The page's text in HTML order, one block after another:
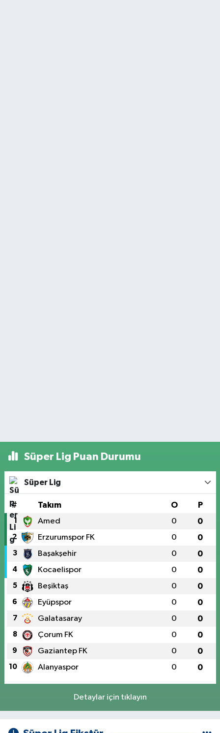
Süper Lig Puan Durumu
Süper Lig
# Takım O P
1 Amed 0 0
2 Erzurumspor FK 0 0
3 Başakşehir 0 0
4 Kocaelispor 0 0
5 Beşiktaş 0 0
6 Eyüpspor 0 0
7 Galatasaray 0 0
8 Çorum FK 0 0
9 Gaziantep FK 0 0
10 Alanyaspor 0 0
Detaylar için tıklayın